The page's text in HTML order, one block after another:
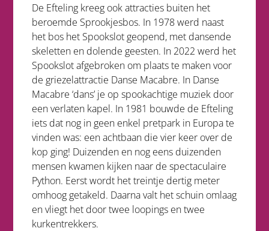
De Efteling kreeg ook attracties buiten het
beroemde Sprookjesbos. In 1978 werd naast
het bos het Spookslot geopend, met dansende
skeletten en dolende geesten. In 2022 werd het
Spookslot afgebroken om plaats te maken voor
de griezelattractie Danse Macabre. In Danse
Macabre ‘dans’ je op spookachtige muziek door
een verlaten kapel. In 1981 bouwde de Efteling
iets dat nog in geen enkel pretpark in Europa te
vinden was: een achtbaan die vier keer over de
kop ging! Duizenden en nog eens duizenden
mensen kwamen kijken naar de spectaculaire
Python. Eerst wordt het treintje dertig meter
omhoog getakeld. Daarna valt het schuin omlaag
en vliegt het door twee loopings en twee
kurkentrekkers.